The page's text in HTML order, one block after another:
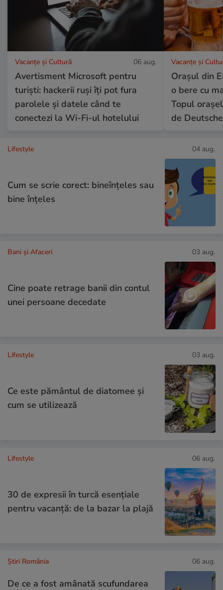
Vacanțe și Cultură 06 aug.
Avertisment Microsoft pentru
turiști: hackerii ruși îți pot fura
parolele și datele când te
conectezi la Wi-Fi-ul hotelului
Vacanțe și
Orașul din
o bere cu
Topul
de
Lifestyle 04 aug.
Cum se scrie corect: bineînțeles sau
bine înțeles
Bani și Afaceri 03 aug.
Cine poate retrage banii din contul
unei persoane decedate
Lifestyle 03 aug.
Ce este pământul de diatomee și
cum se utilizează
Lifestyle 06 aug.
30 de expresii în turcă esențiale
pentru vacanță: de la bazar la plajă
Știri România 06 aug.
De ce a fost amânată scufundarea